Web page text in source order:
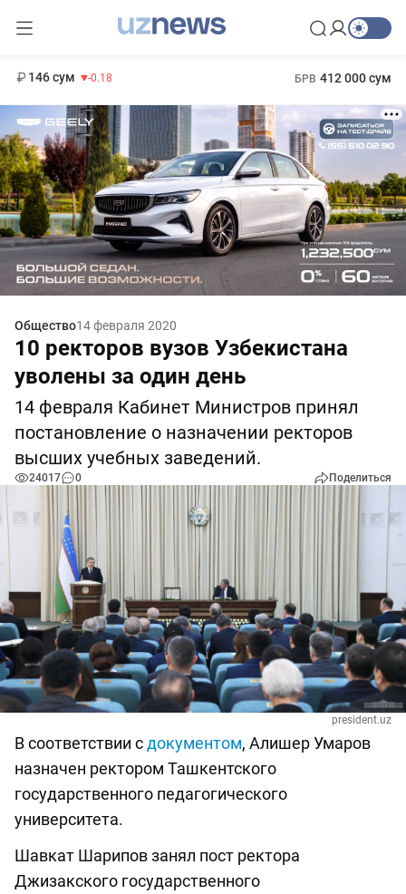
146 сум -0.18 БРВ 412 000 сум
Общество14 февраля 2020
10 ректоров вузов Узбекистана
уволены за один день
14 февраля Кабинет Министров принял
постановление о назначении ректоров
высших учебных заведений.
24017 0 Поделиться
president.uz
В соответствии сдокументом, Алишер Умаров
назначен ректором Ташкентского
государственного педагогического
университета.
Шавкат Шарипов занял пост ректора
Джизакского государственного